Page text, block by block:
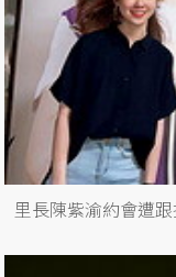
里長陳紫渝約會遭